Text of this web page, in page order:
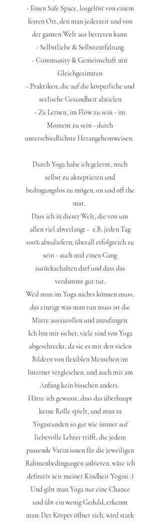
- Einen Safe Space, losgelöst von einem
festen Ort, den man jederzeit und von
der ganzen Welt aus betreten kann
- Selbstliebe & Selbstentfaltung
​- Community & Gemeinschaft mit
Gleichgesinnten
- Praktiken, die auf die körperliche und
seelische Gesundheit abzielen
- Zu Lernen, im Flow zu sein - im
Moment zu sein - durch
unterschiedlichste Herangehensweisen.
Durch Yoga habe ich gelernt, mich
selbst zu akzeptieren und
bedingungslos zu mögen, on und off the
mat.
Dass ich in dieser Welt, die von uns
allen viel abverlangt - z.B. jeden Tag
100% abzuliefern, überall erfolgreich zu
sein - auch mal einen Gang
zurückschalten darf und dass das
verdammt gut tut.
Weil man im Yoga nichts können muss,
das einzige was man tun muss ist die
Matte auszurollen und anzufangen.
Ich bin mir sicher, viele sind von Yoga
abgeschreckt, da sie es mit den vielen
Bildern von flexiblen Menschen im
Internet vergleichen, und auch mir am
Anfang kein bisschen anders.
Hätte ich gewusst, dass das überhaupt
keine Rolle spielt, und man in
Yogastunden so gut wie immer auf
liebevolle Lehrer trifft, die jedem
passende Variationen für die jeweiligen
Rahmenbedingungen anbieten, wäre ich
definitiv seit meiner Kindheit Yogini :)
Und gibt man Yoga nur eine Chance
und übt ein wenig Geduld, erkennt
man: Der Körper öffnet sich, wird stark